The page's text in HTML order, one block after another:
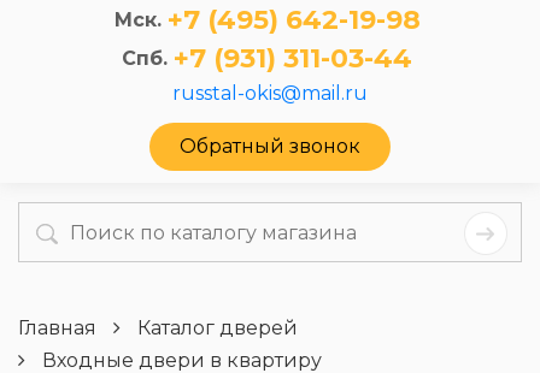
Мск. +7 (495) 642-19-98
Спб. +7 (931) 311-03-44
russtal-okis@mail.ru
Обратный звонок
Главная
Каталог дверей
Входные двери в квартиру